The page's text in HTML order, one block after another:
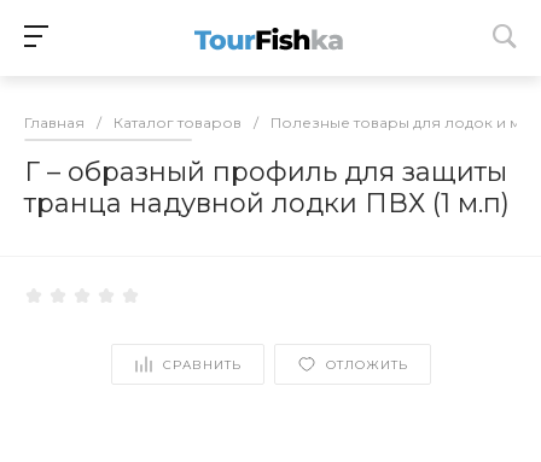
Главная / Каталог товаров / Полезные товары для лодок и
Г – образный профиль для защиты
транца надувной лодки ПВХ (1 м.п)
СРАВНИТЬ ОТЛОЖИТЬ